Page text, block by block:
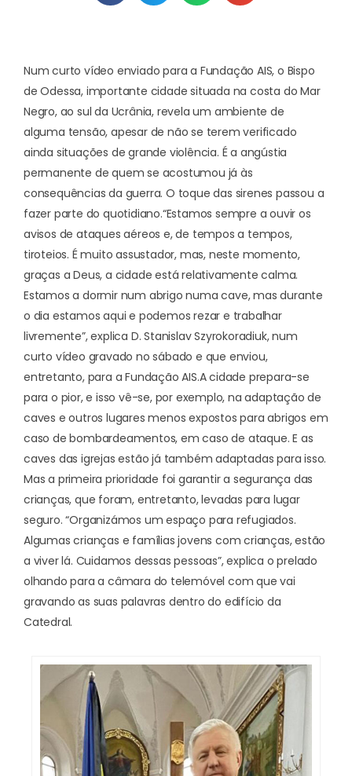
Num curtovídeo enviado para a Fundação AIS, o Bispo
de Odessa, importante cidade situada na costa do Mar
Negro, ao sul da Ucrânia, revela um ambiente de
alguma tensão, apesar de não se terem verificado
ainda situações de grande violência. É a angústia
permanente de quem se acostumou já às
consequências da guerra. O toque das sirenes passou a
fazer parte do quotidiano.“Estamos sempre a ouvir os
avisos de ataques aéreos e, de tempos a tempos,
tiroteios. É muito assustador, mas, neste momento,
graças a Deus, a cidade está relativamente calma.
Estamos a dormir num abrigo numa cave, mas durante
o dia estamos aqui e podemos rezar e trabalhar
livremente”, explica D. Stanislav Szyrokoradiuk, num
curto vídeo gravado no sábado e que enviou,
entretanto, para a Fundação AIS.A cidade prepara-se
para o pior, e isso vê-se, por exemplo, na adaptação de
caves e outros lugares menos expostos para abrigos em
caso de bombardeamentos, em caso de ataque. E as
caves das igrejas estão já também adaptadas para isso.
Mas a primeira prioridade foi garantir a segurança das
crianças, que foram, entretanto, levadas para lugar
seguro. “Organizámos um espaço para refugiados.
Algumas crianças e famílias jovens com crianças, estão
a viver lá. Cuidamos dessas pessoas”, explica o prelado
olhando para a câmara do telemóvel com que vai
gravando as suas palavras dentro do edifício da
Catedral.